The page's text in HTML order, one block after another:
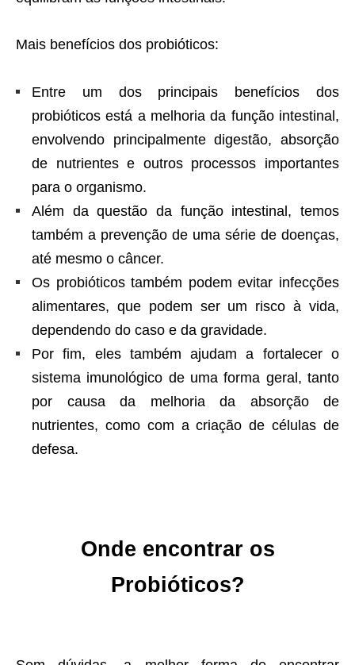
Mais benefícios dos probióticos:
Entre um dos principais benefícios dos
probióticos está a melhoria da função intestinal,
envolvendo principalmente digestão, absorção
de nutrientes e outros processos importantes
para o organismo.
Além da questão da função intestinal, temos
também a prevenção de uma série de doenças,
até mesmo o câncer.
Os probióticos também podem evitar infecções
alimentares, que podem ser um risco à vida,
dependendo do caso e da gravidade.
Por fim, eles também ajudam a fortalecer o
sistema imunológico de uma forma geral, tanto
por causa da melhoria da absorção de
nutrientes, como com a criação de células de
defesa.
Onde encontrar os
Probióticos?